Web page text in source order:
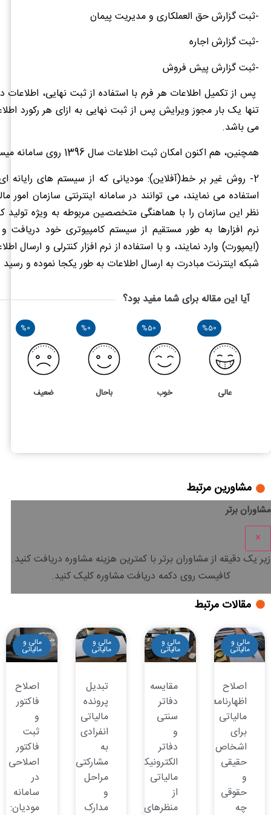
-ثبت گزارش حق العملکاری و مدیریت پیمان
-ثبت گزارش اجاره
-ثبت گزارش پیش فروش
پس از تکمیل اطلاعات هر فرم با استفاده از ثبت نهایی،
تنها یک بار مجوز ویرایش پس از ثبت نهایی به ازای هر رکورد
می باشد.
همچنین، هم اکنون امکان ثبت اطلاعات سال 1396 روی سامانه میسر می باشد.
2- روش غیر بر خط(آفلاین):
مودیانی که از سیستم های
استفاده می نمایند، می توانند در سامانه اینترنتی سازمان امور
نظر این سازمان را با هماهنگی متخصصین مربوطه به ویژه تولید
نرم افزارها به طور مستقیم از سیستم کامپیوتری خود دریافت
(ایمپورت) وارد نمایند، و با استفاده از نرم افزار کنترلی و ارسال
شبکه اینترنت مبادرت به ارسال اطلاعات به طور یکجا نموده و
آیا این مقاله برای شما مفید بود؟
%50
عالی
%50
خوب
%0
باحال
%0
ضعیف
مشاورین مرتبط
مشاوران برتر
×
زیر یک دقیقه از مشاوران برتر باکمترین هزینه مشاوره دریافت کنید.
کافیست روی دکمه دریافت مشاوره کلیک کنید.
مقالات مرتبط
مالی و
مالیاتی
اصلاح
اظهارنامه
مالیاتی
برای
اشخاص
حقیقی
و
حقوقی
چه
مالی و
مالیاتی
مقایسه
دفاتر
سنتی
و
دفاتر
الکترونیکی
مالیاتی
از
منظرهای
مالی و
مالیاتی
تبدیل
پرونده
مالیاتی
انفرادی
به
مشارکتی:
مراحل
و
مدارک
مالی و
مالیاتی
اصلاح
فاکتور
و
ثبت
فاکتور
اصلاحی
در
سامانه
مودیان: